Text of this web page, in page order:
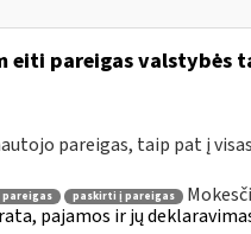
eiti pareigas valstybės
pareigas, taip pat į
paskirti į pareigas
pajamos ir jų